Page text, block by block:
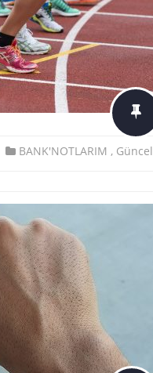
BANK'NOTLARIM , Güncel